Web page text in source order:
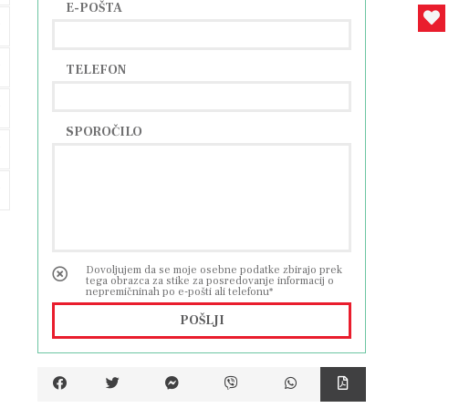
E-POŠTA
TELEFON
SPOROČILO
Dovoljujem da se moje osebne podatke zbirajo prek
tega obrazca za stike za posredovanje informacij o
nepremičninah po e-pošti ali telefonu*
POŠLJI